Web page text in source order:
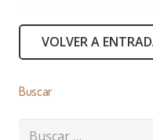
VOLVER A
Buscar
Buscar: